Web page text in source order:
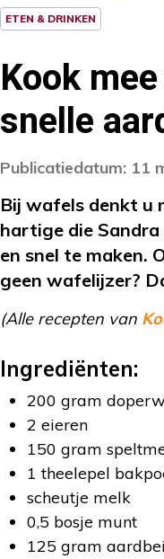
ETEN & DRINKEN
Kook
snelle
Publicatiedatum: 11
Bij wafels denkt u
hartige die
en snel te maken.
geen wafelijzer?
(Alle recepten van
Ingrediënten:
200 gram
2 eieren
150 gram
1 theelepel
scheutje melk
0,5 bosje munt
125 gram